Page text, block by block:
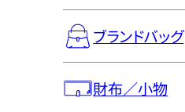
ブランドバッグ
財布／小物